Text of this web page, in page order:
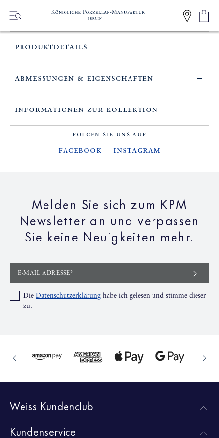
ZUM
0
Artikel
produktdetails
ABMESSUNGEN & EIGENSCHAFTEN
informationen zur kollektion
FOLGEN SIE UNS AUF
Facebook Instagram
Melden Sie sich zum KPM
Newsletter an und verpassen
Sie keine Neuigkeiten mehr.
E-MAIL ADRESSE*
Die Datenschutzerklärung habe ich gelesen und stimme dieser
zu.
Weiss Kundenclub
Kundenservice